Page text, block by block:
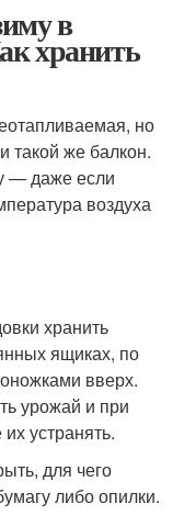
в
хранить
но
такой же балкон.
— даже если
воздуха
хранить
ящиках, по
вверх.
урожай и при
устранять.
для чего
либо опилки.